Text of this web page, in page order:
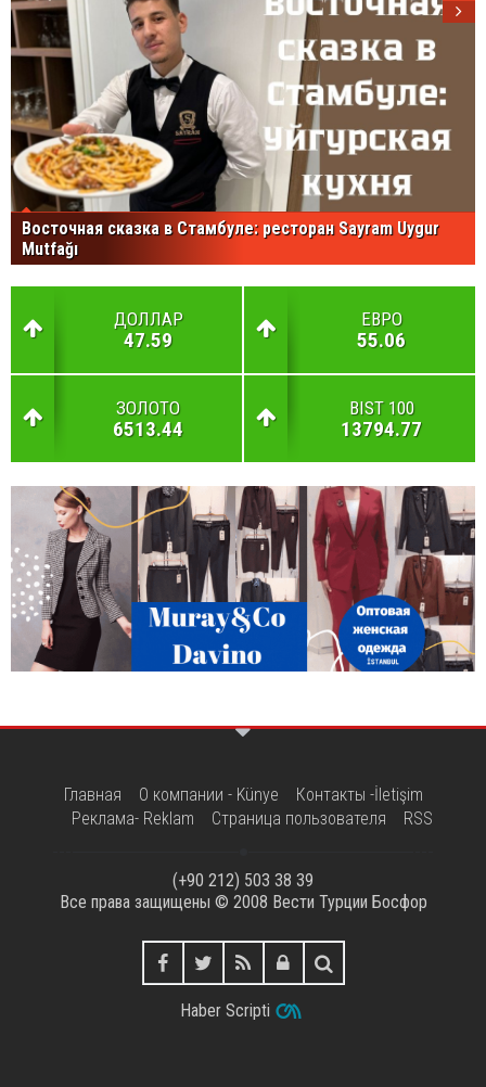
Восточная сказка в Стамбуле: ресторан Sayram Uygur
Mutfağı
ДОЛЛАР
47.59
ЕВРО
55.06
ЗОЛОТО
6513.44
BIST 100
13794.77
Главная О компании - Künye
Контакты -İletişim
Реклама- Reklam
Страница пользователя RSS
(+90 212) 503 38 39
Все права защищены © 2008 Вести Турции Босфор
Haber Scripti